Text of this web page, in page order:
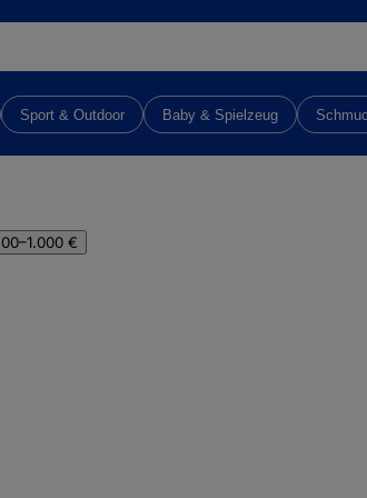
Sport & Outdoor Baby & Spielzeug
€